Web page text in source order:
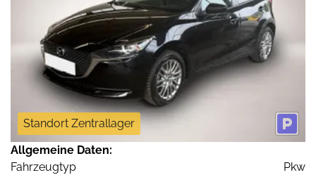
Standort Zentrallager
Allgemeine Daten:
Fahrzeugtyp
Pkw